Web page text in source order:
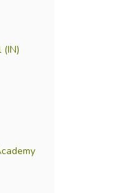
(IN)